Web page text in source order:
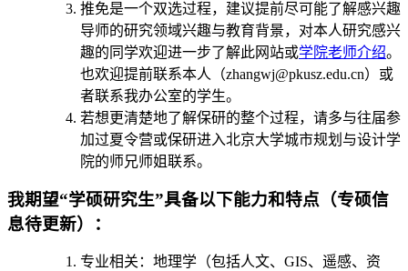
推免是一个双选过程，建议提前尽可能了解感兴趣
导师的研究领域兴趣与教育背景，对本人研究感兴
趣的同学欢迎进一步了解此网站或学院老师介绍。
也欢迎提前联系本人（zhangwj@pkusz.edu.cn）或
者联系我办公室的学生。
若想更清楚地了解保研的整个过程，请多与往届参
加过夏令营或保研进入北京大学城市规划与设计学
院的师兄师姐联系。
我期望“学硕研究生”具备以下能力和特点（专硕信
息待更新）：
专业相关：地理学（包括人文、GIS、遥感、资